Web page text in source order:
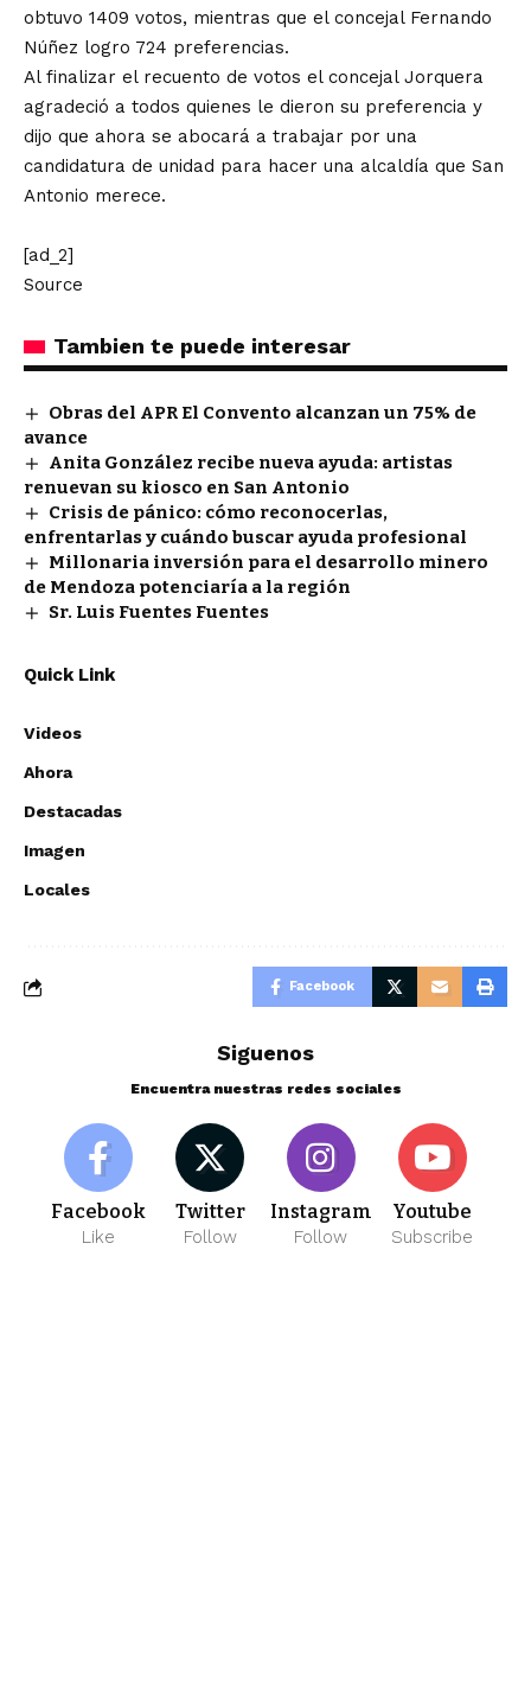
obtuvo 1409 votos, mientras que el concejal Fernando
Núñez logro 724 preferencias.
Al finalizar el recuento de votos el concejal Jorquera
agradeció a todos quienes le dieron su preferencia y
dijo que ahora se abocará a trabajar por una
candidatura de unidad para hacer una alcaldía que San
Antonio merece.
[ad_2]
Source
Tambien te puede interesar
Obras del APR El Convento alcanzan un 75% de
avance
Anita González recibe nueva ayuda: artistas
renuevan su kiosco en San Antonio
Crisis de pánico: cómo reconocerlas,
enfrentarlas y cuándo buscar ayuda profesional
Millonaria inversión para el desarrollo minero
de Mendoza potenciaría a la región
Sr. Luis Fuentes Fuentes
Quick Link
Videos
Ahora
Destacadas
Imagen
Locales
Facebook
Siguenos
Encuentra nuestras redes sociales
Facebook
Like
Twitter
Follow
Instagram
Follow
Youtube
Subscribe